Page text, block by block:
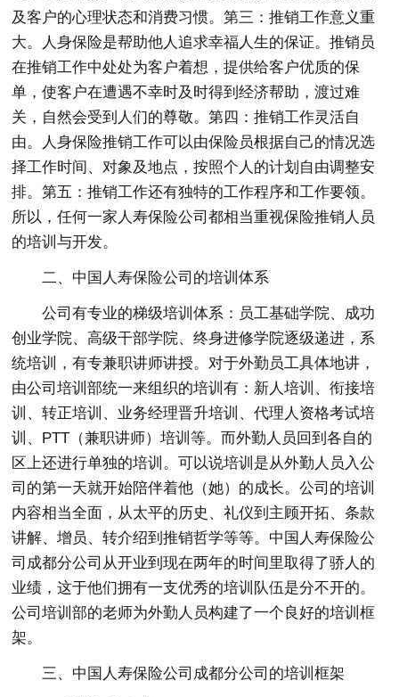
及客户的心理状态和消费习惯。第三：推销工作意义重
大。人身保险是帮助他人追求幸福人生的保证。推销员
在推销工作中处处为客户着想，提供给客户优质的保
单，使客户在遭遇不幸时及时得到经济帮助，渡过难
关，自然会受到人们的尊敬。第四：推销工作灵活自
由。人身保险推销工作可以由保险员根据自己的情况选
择工作时间、对象及地点，按照个人的计划自由调整安
排。第五：推销工作还有独特的工作程序和工作要领。
所以，任何一家人寿保险公司都相当重视保险推销人员
的培训与开发。
二、中国人寿保险公司的培训体系
公司有专业的梯级培训体系：员工基础学院、成功
创业学院、高级干部学院、终身进修学院逐级递进，系
统培训，有专兼职讲师讲授。对于外勤员工具体地讲，
由公司培训部统一来组织的培训有：新人培训、衔接培
训、转正培训、业务经理晋升培训、代理人资格考试培
训、PTT（兼职讲师）培训等。而外勤人员回到各自的
区上还进行单独的培训。可以说培训是从外勤人员入公
司的第一天就开始陪伴着他（她）的成长。公司的培训
内容相当全面，从太平的历史、礼仪到主顾开拓、条款
讲解、增员、转介绍到推销哲学等等。中国人寿保险公
司成都分公司从开业到现在两年的时间里取得了骄人的
业绩，这于他们拥有一支优秀的培训队伍是分不开的。
公司培训部的老师为外勤人员构建了一个良好的培训框
架。
三、中国人寿保险公司成都分公司的培训框架